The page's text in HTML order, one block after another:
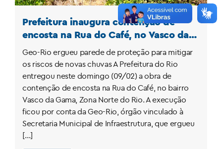
Prefeitura inaugura contenção de
encosta na Rua do Café, no Vasco da
Gama, na Zona Norte
Geo-Rio ergueu parede de proteção para mitigar
os riscos de novas chuvas A Prefeitura do Rio
entregou neste domingo (09/02) a obra de
contenção de encosta na Rua do Café, no bairro
Vasco da Gama, Zona Norte do Rio. A execução
ficou por conta da Geo-Rio, órgão vinculado à
Secretaria Municipal de Infraestrutura, que ergueu
[…]